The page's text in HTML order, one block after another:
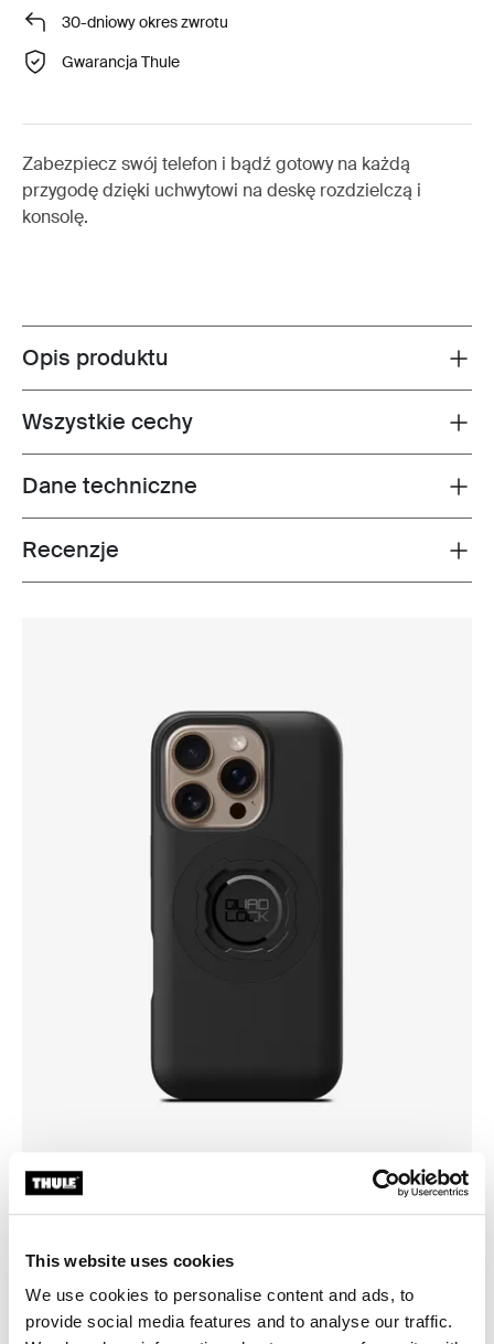
This website uses cookies
We use cookies to personalise content and ads, to
provide social media features and to analyse our traffic.
30-dniowy okres zwrotu
Gwarancja Thule
Zabezpiecz swój telefon i bądź gotowy na każdą
przygodę dzięki uchwytowi na deskę rozdzielczą i
konsolę.
Toggle overview
Opis produktu
Toggle features
Wszystkie cechy
Toggle techspec
Dane techniczne
Toggle overview
Recenzje
Wybierz etui